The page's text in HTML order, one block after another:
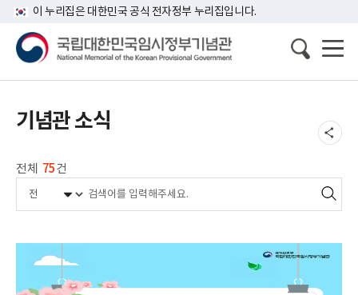
이 누리집은 대한민국 공식 전자정부 누리집입니다.
기념관 소식
전체 75건